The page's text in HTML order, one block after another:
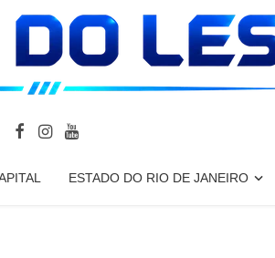
ESTADO DO RIO DE JANEIRO